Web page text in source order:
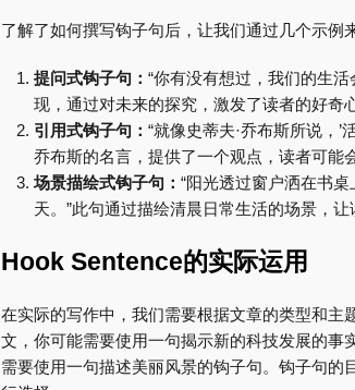
了解了如何撰写钩子句后，让我们通过几个示例
提问式钩子句： “你有没有想过，我们的生
现，通过对未来的探究，激发了读者的好奇
引用式钩子句： “就像史蒂夫·乔布斯所说，’
乔布斯的名言，提供了一个观点，读者可能
场景描绘式钩子句： “阳光透过窗户洒在书
天。”此句通过描绘清晨日常生活的场景，
Hook Sentence的实际运用
在实际的写作中，我们需要根据文章的类型和
文，你可能需要使用一句揭示新的科技发展的
需要使用一句描述美丽风景的钩子句。钩子句